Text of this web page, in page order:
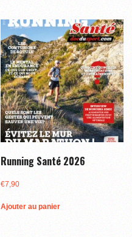
Running Santé 2026
€7,90
Ajouter au panier